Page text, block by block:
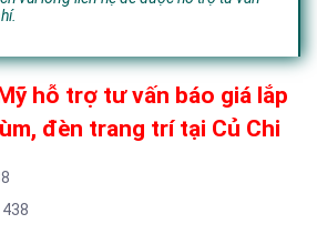
hỗ trợ tư vấn báo giá lắp
đèn trang trí tại Củ Chi